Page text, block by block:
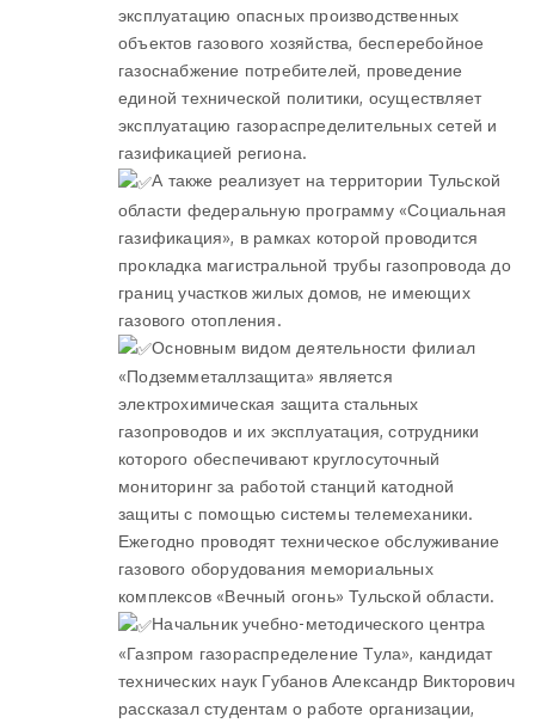
эксплуатацию опасных производственных
объектов газового хозяйства, бесперебойное
газоснабжение потребителей, проведение
единой технической политики, осуществляет
эксплуатацию газораспределительных сетей и
газификацией региона.
А также реализует на территории Тульской
области федеральную программу «Социальная
газификация», в рамках которой проводится
прокладка магистральной трубы газопровода до
границ участков жилых домов, не имеющих
газового отопления.
Основным видом деятельности филиал
«Подземметаллзащита» является
электрохимическая защита стальных
газопроводов и их эксплуатация, сотрудники
которого обеспечивают круглосуточный
мониторинг за работой станций катодной
защиты с помощью системы телемеханики.
Ежегодно проводят техническое обслуживание
газового оборудования мемориальных
комплексов «Вечный огонь» Тульской области.
Начальник учебно-методического центра
«Газпром газораспределение Тула», кандидат
технических наук Губанов Александр Викторович
рассказал студентам о работе организации,